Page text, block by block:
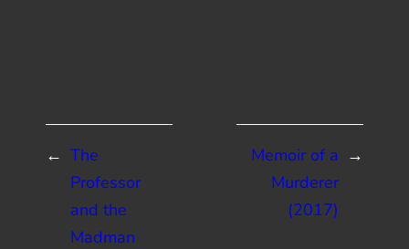
← The
Professor
and the
Madman
→
Memoir of a
Murderer
(2017)